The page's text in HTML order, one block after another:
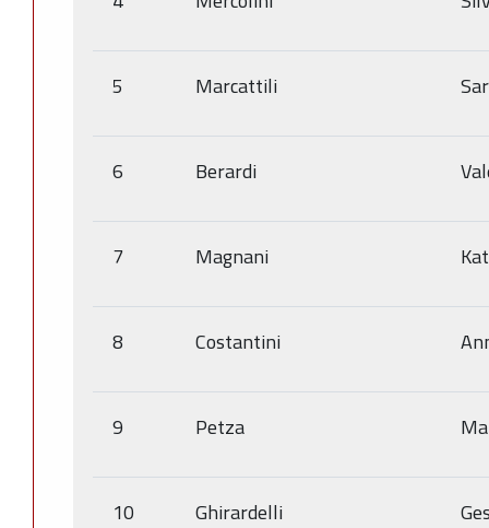
5 Marcattili
6 Berardi
7 Magnani
8 Costantini
9 Petza
10 Ghirardelli